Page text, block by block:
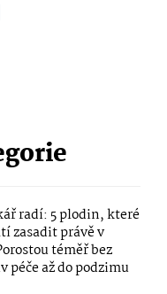
radí: 5 plodin, které
zasadit právě v
téměř bez
péče až do podzimu